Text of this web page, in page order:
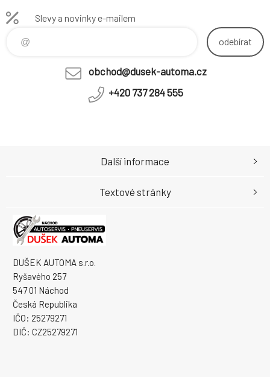
Slevy a novinky e-mailem
odebírat
obchod@dusek-automa.cz
+420 737 284 555
DUŠEK AUTOMA s.r.o.
Ryšavého 257
547 01 Náchod
Česká Republika
IČO: 25279271
DIČ: CZ25279271
Další informace
Textové stránky